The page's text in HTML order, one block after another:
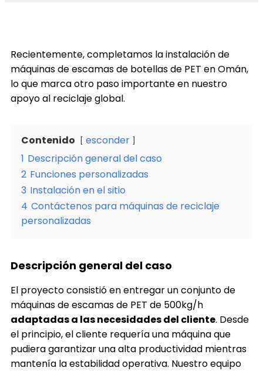
Recientemente, completamos la instalación de
máquinas de escamas de botellas de PET en Omán,
lo que marca otro paso importante en nuestro
apoyo al reciclaje global.
Contenido
esconder
1 Descripción general del caso
2 Funciones personalizadas
3 Instalación en el sitio
4 Contáctenos para máquinas de reciclaje
personalizadas
Descripción general del caso
El proyecto consistió en entregar un conjunto de
máquinas de escamas de PET de 500kg/h
adaptadas a las necesidades del cliente. Desde
el principio, el cliente requería una máquina que
pudiera garantizar una alta productividad mientras
mantenía la estabilidad operativa. Nuestro equipo